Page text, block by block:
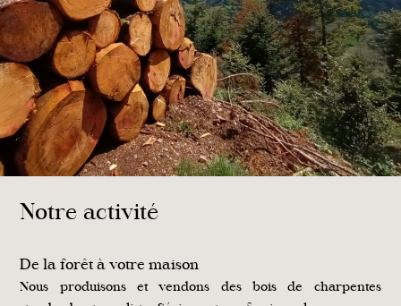
Notre activité
De la forêt à votre maison
Nous produisons et vendons des bois de charpentes